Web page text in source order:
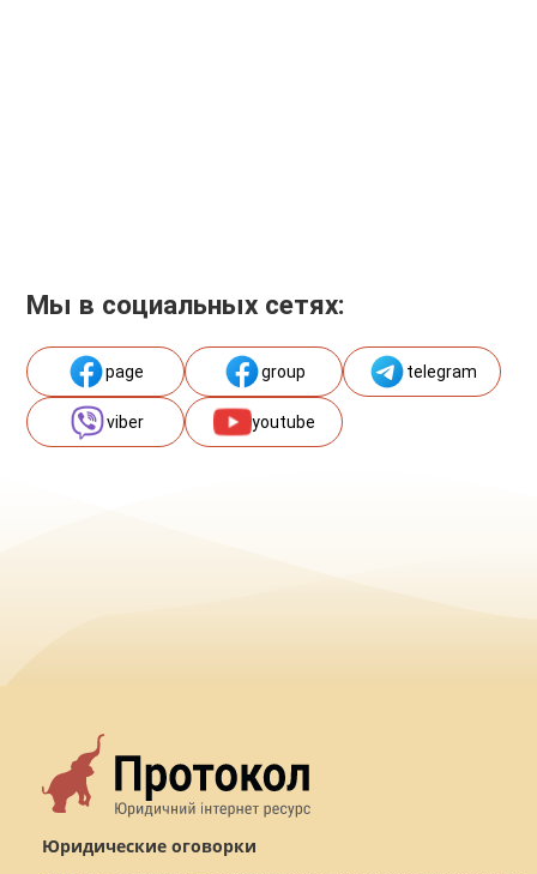
Мы в социальных сетях:
page group telegram
viber youtube
Юридические оговорки